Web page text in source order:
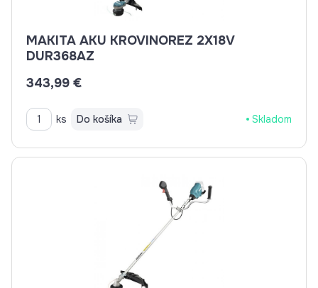
MAKITA AKU KROVINOREZ 2X18V
DUR368AZ
343,99 €
ks Do košíka Skladom